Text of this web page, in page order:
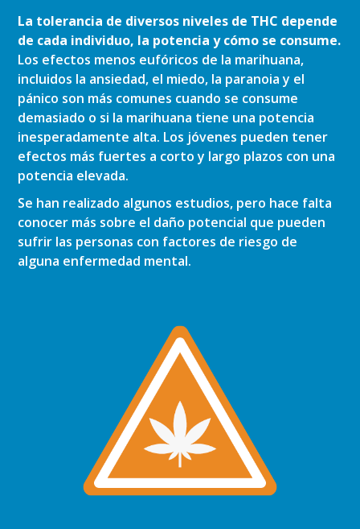
La tolerancia de diversos niveles de THC depende
de cada individuo, la potencia y cómo se consume.
Los efectos menos eufóricos de la marihuana,
incluidos la ansiedad, el miedo, la paranoia y el
pánico son más comunes cuando se consume
demasiado o si la marihuana tiene una potencia
inesperadamente alta. Los jóvenes pueden tener
efectos más fuertes a corto y largo plazos con una
potencia elevada.
Se han realizado algunos estudios, pero hace falta
conocer más sobre el daño potencial que pueden
sufrir las personas con factores de riesgo de
alguna enfermedad mental.